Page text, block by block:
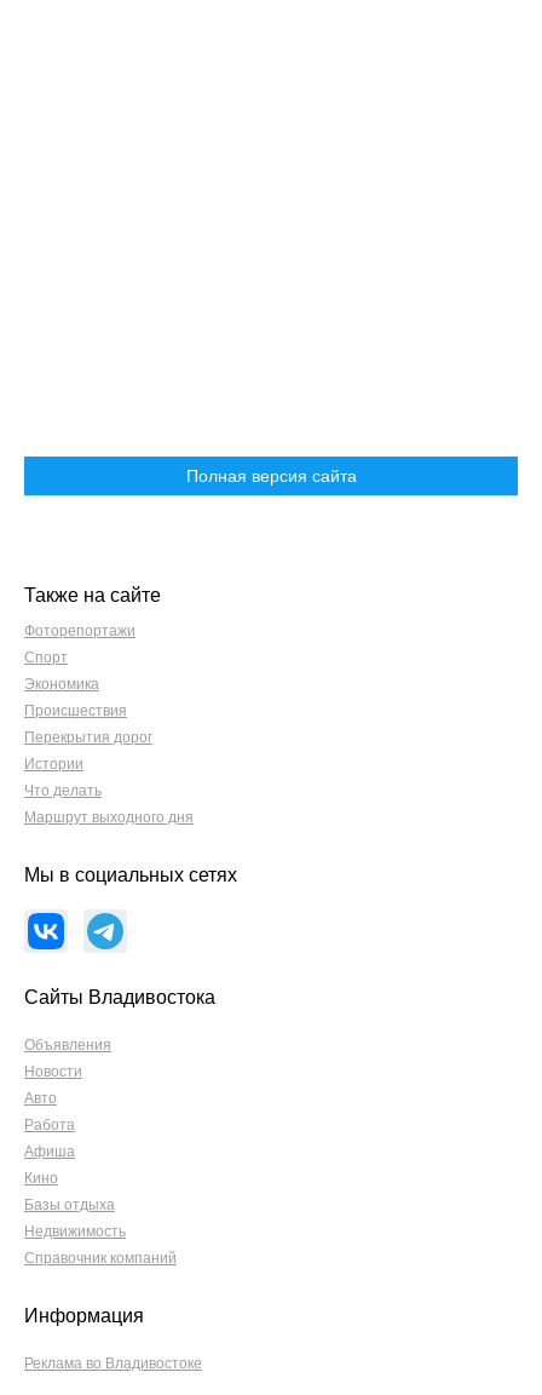
Полная версия сайта
Также на сайте
Фоторепортажи
Спорт
Экономика
Происшествия
Перекрытия дорог
Истории
Что делать
Маршрут выходного дня
Мы в социальных сетях
Сайты Владивостока
Объявления
Новости
Авто
Работа
Афиша
Кино
Базы отдыха
Недвижимость
Справочник компаний
Информация
Реклама во Владивостоке